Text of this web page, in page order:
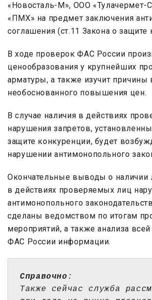
«Новосталь-М», ООО «Тулачермет-
«ПМХ» на предмет заключения
соглашения (ст.11 Закона о защите
В ходе проверок ФАС России
ценообразования у крупнейших
арматуры, а также изучит
необоснованного повышения цен.
В случае наличия в действиях
нарушения запретов,
защите конкуренции, будет
нарушении антимонопольного
Окончательные выводы о наличии
в действиях проверяемых лиц
антимонопольного
сделаны ведомством по итогам
мероприятий, а также анализа
ФАС России информации.
Справочно :
Также сейчас служба